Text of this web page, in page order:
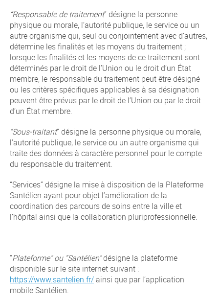
“Responsable de traitement” désigne la personne
physique ou morale, l’autorité publique, le service ou un
autre organisme qui, seul ou conjointement avec d’autres,
détermine les finalités et les moyens du traitement ;
lorsque les finalités et les moyens de ce traitement sont
déterminés par le droit de l’Union ou le droit d’un État
membre, le responsable du traitement peut être désigné
ou les critères spécifiques applicables à sa désignation
peuvent être prévus par le droit de l’Union ou par le droit
d’un État membre.
“Sous-traitant” désigne la personne physique ou morale,
l’autorité publique, le service ou un autre organisme qui
traite des données à caractère personnel pour le compte
du responsable du traitement.
“Services” désigne la mise à disposition de la Plateforme
Santélien ayant pour objet l’amélioration de la
coordination des parcours de soins entre la ville et
l’hôpital ainsi que la collaboration pluriprofessionnelle.
“Plateforme” ou “Santélien”désigne la plateforme
disponible sur le site internet suivant :
https://www.santelien.fr/ainsi que par l’application
mobile Santélien.